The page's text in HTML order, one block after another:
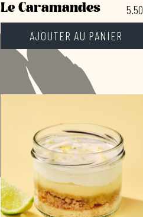
Le Caramandes 5.50
AJOUTER AU PANIER